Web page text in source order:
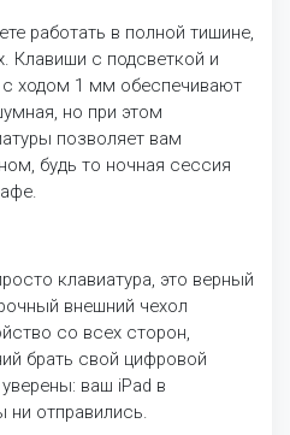
работать в полной тишине,
Клавиши с подсветкой и
ходом 1 мм обеспечивают
но при этом
позволяет вам
будь то ночная сессия
клавиатура, это верный
внешний чехол
со всех сторон,
брать свой цифровой
ваш iPad в
ни отправились.